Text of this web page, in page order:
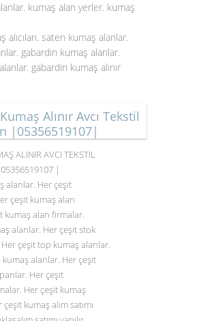
kumaş alan yerler. kumaş
alıcıları. saten kumaş alanlar.
gabardin kumaş alanlar.
gabardin kumaş alınır
Alınır Avcı Tekstil
|05356519107|
ALINIR AVCI TEKSTİL
|
alanlar. Her çeşit
çeşit kumaş alan
kumaş alan firmalar.
alanlar. Her çeşit stok
çeşit top kumaş alanlar.
kumaş alanlar. Her çeşit
Her çeşit
Her çeşit kumaş
kumaş alım satımı